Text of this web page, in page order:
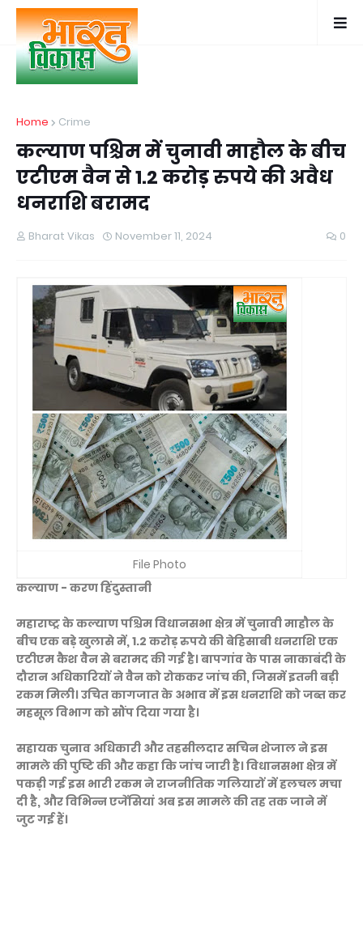
Home Crime
कल्याण पश्चिम में चुनावी माहौल के बीच
एटीएम वैन से 1.2 करोड़ रुपये की अवैध
धनराशि बरामद
Bharat Vikas November 11, 2024 0
File Photo
कल्याण - करण हिंदुस्तानी
महाराष्ट्र के कल्याण पश्चिम विधानसभा क्षेत्र में चुनावी माहौल के
बीच एक बड़े खुलासे में, 1.2 करोड़ रुपये की बेहिसाबी धनराशि एक
एटीएम कैश वैन से बरामद की गई है। बापगांव के पास नाकाबंदी के
दौरान अधिकारियों ने वैन को रोककर जांच की, जिसमें इतनी बड़ी
रकम मिली। उचित कागजात के अभाव में इस धनराशि को जब्त कर
महसूल विभाग को सौंप दिया गया है।
सहायक चुनाव अधिकारी और तहसीलदार सचिन शेजाल ने इस
मामले की पुष्टि की और कहा कि जांच जारी है। विधानसभा क्षेत्र में
पकड़ी गई इस भारी रकम ने राजनीतिक गलियारों में हलचल मचा
दी है, और विभिन्न एजेंसियां अब इस मामले की तह तक जाने में
जुट गई हैं।